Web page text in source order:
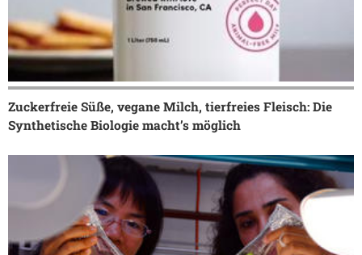
Zuckerfreie Süße, vegane Milch, tierfreies Fleisch: Die
Synthetische Biologie macht’s möglich